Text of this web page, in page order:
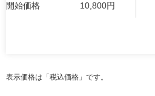
開始価格 10,800円
表示価格は「税込価格」です。